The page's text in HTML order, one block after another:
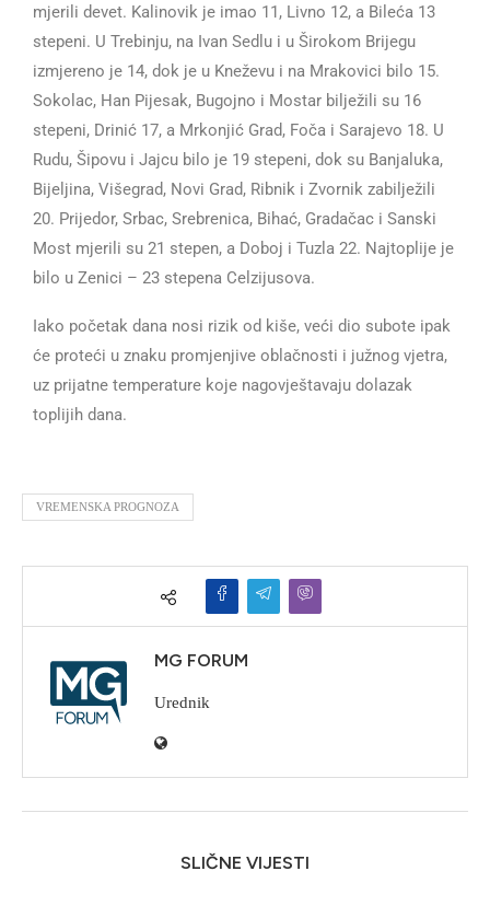
mjerili devet. Kalinovik je imao 11, Livno 12, a Bileća 13
stepeni. U Trebinju, na Ivan Sedlu i u Širokom Brijegu
izmjereno je 14, dok je u Kneževu i na Mrakovici bilo 15.
Sokolac, Han Pijesak, Bugojno i Mostar bilježili su 16
stepeni, Drinić 17, a Mrkonjić Grad, Foča i Sarajevo 18. U
Rudu, Šipovu i Jajcu bilo je 19 stepeni, dok su Banjaluka,
Bijeljina, Višegrad, Novi Grad, Ribnik i Zvornik zabilježili
20. Prijedor, Srbac, Srebrenica, Bihać, Gradačac i Sanski
Most mjerili su 21 stepen, a Doboj i Tuzla 22. Najtoplije je
bilo u Zenici – 23 stepena Celzijusova.
Iako početak dana nosi rizik od kiše, veći dio subote ipak
će proteći u znaku promjenjive oblačnosti i južnog vjetra,
uz prijatne temperature koje nagovještavaju dolazak
toplijih dana.
VREMENSKA PROGNOZA
MG FORUM
Urednik
SLIČNE VIJESTI